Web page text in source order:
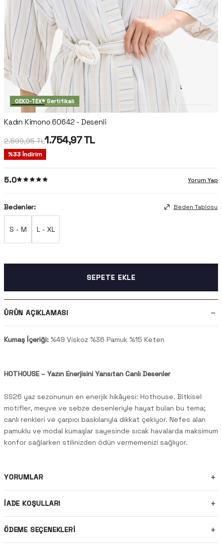
OEKO-TEX® Sertifikalı
Kadın Kimono 60642 - Desenli
2.599,95TL1.754,97TL
%33İndirim
5.0 Yorum Yap
Bedenler: Beden Tablosu
S - M L - XL
SEPETE EKLE
ÜRÜN AÇIKLAMASI
Kumaş İçeriği: %49 Viskoz %36 Pamuk %15 Keten
HOTHOUSE – Yazın Enerjisini Yansıtan Canlı Desenler
SS26 yaz sezonunun en enerjik hikâyesi: Hothouse. Bitkisel
motifler, meyve ve sebze desenleriyle hayat bulan bu tema;
canlı renkleri ve çarpıcı baskılarıyla dikkat çekiyor. Nefes alan
pamuklu ve modal kumaşlar sayesinde sıcak havalarda maksimum
konfor sağlarken stilinizden ödün vermemenizi sağlıyor.
YORUMLAR
İADE KOŞULLARI
ÖDEME SEÇENEKLERI